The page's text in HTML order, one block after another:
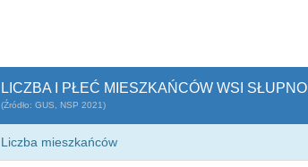
LICZBA I PŁEĆ MIESZKAŃCÓW WSI SŁUPNO
(Źródło: GUS, NSP 2021)
Liczba mieszkańców